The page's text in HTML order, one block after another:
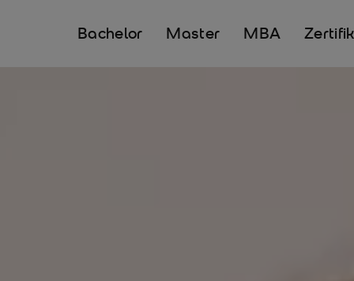
Bachelor Master MBA